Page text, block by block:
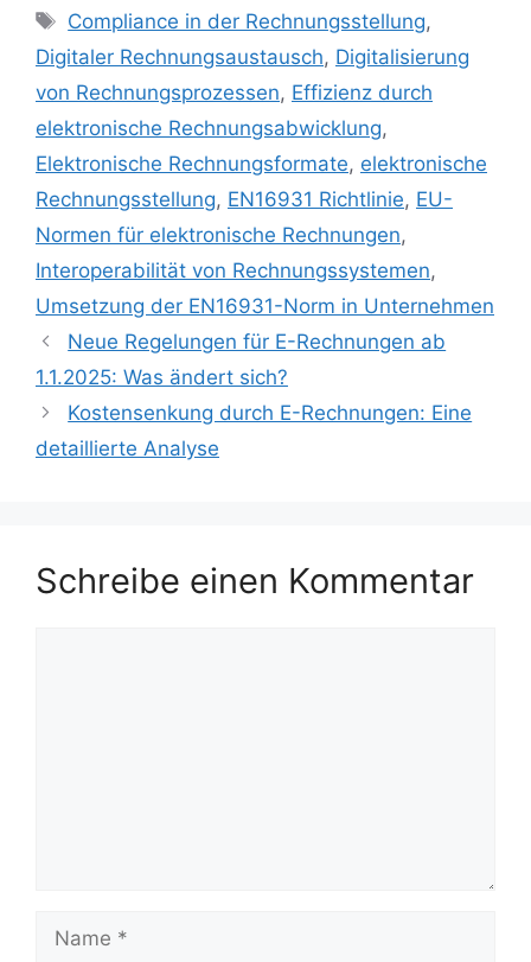
Schlagwörter
Compliance in der Rechnungsstellung,
Digitaler Rechnungsaustausch, Digitalisierung
von Rechnungsprozessen, Effizienz durch
elektronische Rechnungsabwicklung,
Elektronische Rechnungsformate, elektronische
Rechnungsstellung, EN16931 Richtlinie, EU-
Normen für elektronische Rechnungen,
Interoperabilität von Rechnungssystemen,
Umsetzung der EN16931-Norm in Unternehmen
Neue Regelungen für E-Rechnungen ab
1.1.2025: Was ändert sich?
Kostensenkung durch E-Rechnungen: Eine
detaillierte Analyse
Schreibe einen Kommentar
Name